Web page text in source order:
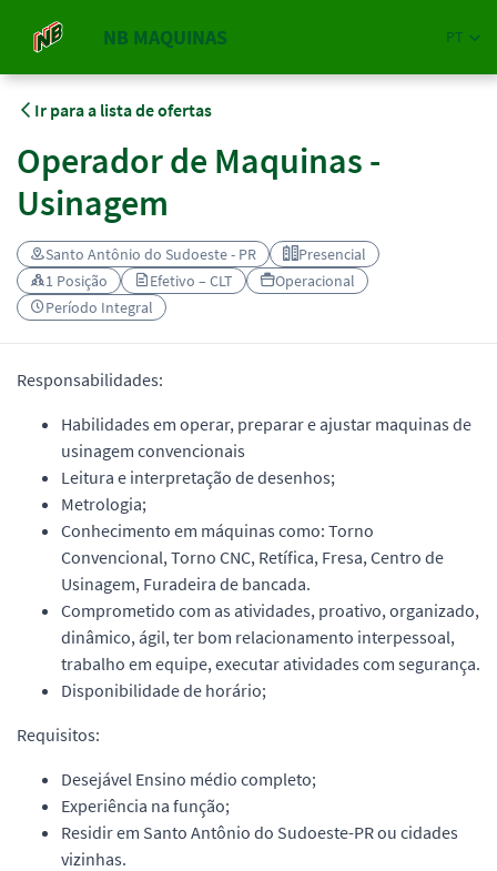
NB MAQUINAS PT
Ir para a lista de ofertas
Operador de Maquinas -
Usinagem
Santo Antônio do Sudoeste - PR
Presencial
1 Posição
Efetivo – CLT
Operacional
Período Integral
Responsabilidades:
Habilidades em operar, preparar e ajustar maquinas de
usinagem convencionais
Leitura e interpretação de desenhos;
Metrologia;
Conhecimento em máquinas como: Torno
Convencional, Torno CNC, Retífica, Fresa, Centro de
Usinagem, Furadeira de bancada.
Comprometido com as atividades, proativo, organizado,
dinâmico, ágil, ter bom relacionamento interpessoal,
trabalho em equipe, executar atividades com segurança.
Disponibilidade de horário;
Requisitos:
Desejável Ensino médio completo;
Experiência na função;
Residir em Santo Antônio do Sudoeste-PR ou cidades
vizinhas.